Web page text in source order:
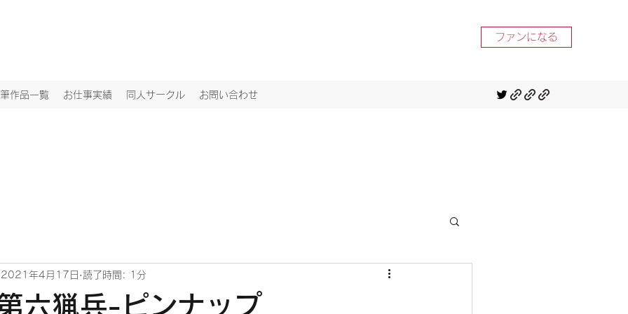
ファンになる
作品一覧 お仕事実績 同人サークル お問い合わせ
六猟兵-ピンナップ
2021年4月17日 読了時間: 1分